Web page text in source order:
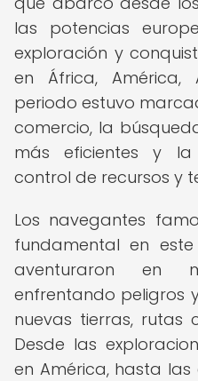
las potencias
exploración y
en África, América,
periodo estuvo
comercio, la
más eficientes y
control de recursos y
Los navegantes
fundamental en
aventuraron en
enfrentando peligros
nuevas tierras, rutas
Desde las
en América, hasta las